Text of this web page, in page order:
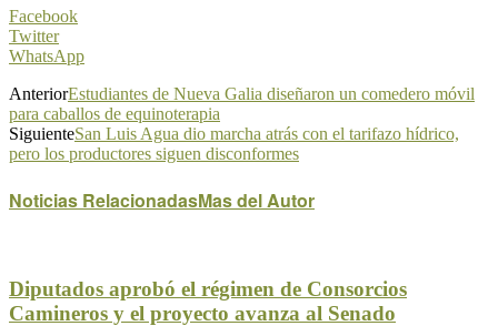
Facebook
Twitter
WhatsApp
AnteriorEstudiantes de Nueva Galia diseñaron un comedero móvil
para caballos de equinoterapia
SiguienteSan Luis Agua dio marcha atrás con el tarifazo hídrico,
pero los productores siguen disconformes
Noticias RelacionadasMas del Autor
Diputados aprobó el régimen de Consorcios
Camineros y el proyecto avanza al Senado